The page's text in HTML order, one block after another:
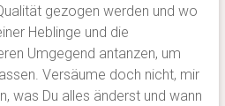
gezogen werden und wo
Heblinge und die
Umgegend antanzen, um
Versäume doch nicht, mir
was Du alles änderst und wann